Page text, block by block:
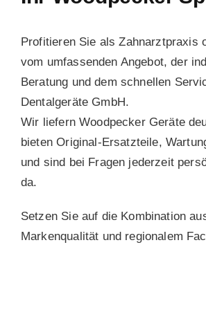
Profitieren Sie als Zahnarztpraxis
vom umfassenden Angebot, der
Beratung und dem schnellen
Dentalgeräte GmbH.
Wir liefern Woodpecker Geräte
bieten Original-Ersatzteile,
und sind bei Fragen jederzeit
da.
Setzen Sie auf die Kombination
Markenqualität und regionalem